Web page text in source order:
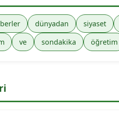
dünyadan siyaset
ve sondakika öğretim